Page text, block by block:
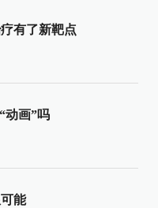
有了新靶点
动画”吗
能